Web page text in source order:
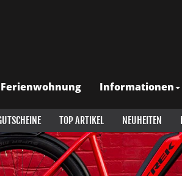
Ferienwohnung Informationen
TOP ARTIKEL NEUHEITEN